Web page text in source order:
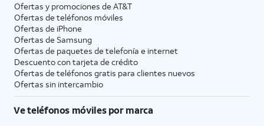
Ofertas y promociones de AT&T
Ofertas de teléfonos móviles
Ofertas de iPhone
Ofertas de Samsung
Ofertas de paquetes de telefonía e internet
Descuento con tarjeta de crédito
Ofertas de teléfonos gratis para clientes nuevos
Ofertas sin intercambio
Ve teléfonos móviles por marca